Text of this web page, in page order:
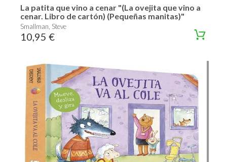
La patita que vino a cenar "(La ovejita que vino a
cenar. Libro de cartón) (Pequeñas manitas)"
Smallman, Steve
10,95 €